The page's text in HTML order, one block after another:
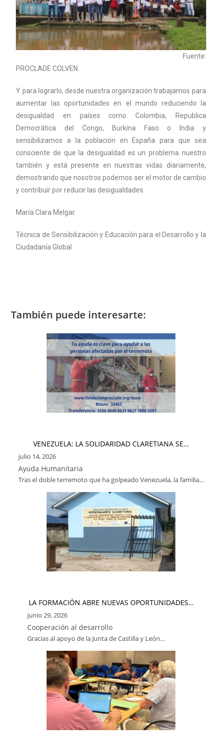
Fuente:
PROCLADE COLVEN.
Y para lograrlo, desde nuestra organización trabajamos para
aumentar las oportunidades en el mundo reduciendo la
desigualdad en países como Colombia, Republica
Democrática del Congo, Burkina Faso o India y
sensibilizamos a la población en España para que sea
consciente de que la desigualdad es un problema nuestro
también y está presente en nuestras vidas diariamente,
demostrando que nosotros podemos ser el motor de cambio
y contribuir por reducir las desigualdades.
María Clara Melgar.
Técnica de Sensibilización y Educación para el Desarrollo y la
Ciudadanía Global.
También puede interesarte:
VENEZUELA: LA SOLIDARIDAD CLARETIANA SE…
julio 14, 2026
Ayuda Humanitaria
Tras el doble terremoto que ha golpeado Venezuela, la familia…
LA FORMACIÓN ABRE NUEVAS OPORTUNIDADES…
junio 29, 2026
Cooperación al desarrollo
Gracias al apoyo de la Junta de Castilla y León…